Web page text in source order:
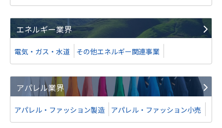
エネルギー業界
電気・ガス・水道 その他エネルギー関連事業
アパレル業界
アパレル・ファッション製造 アパレル・ファッション小売